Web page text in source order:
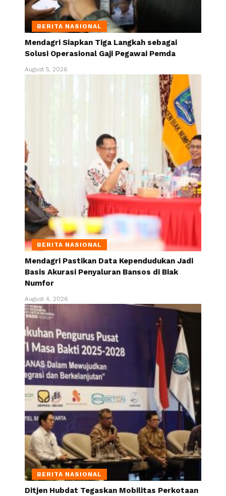
BERITA NASIONAL
Mendagri Siapkan Tiga Langkah sebagai
Solusi Operasional Gaji Pegawai Pemda
August 5, 2026
BERITA NASIONAL
Mendagri Pastikan Data Kependudukan Jadi
Basis Akurasi Penyaluran Bansos di Biak
Numfor
August 4, 2026
BERITA NASIONAL
Ditjen Hubdat Tegaskan Mobilitas Perkotaan